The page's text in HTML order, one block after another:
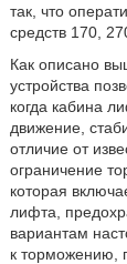
так, что
средств 170,
Как описано
устройства
когда кабина
движение,
отличие от
ограничение
которая
лифта,
вариантам
к торможению,